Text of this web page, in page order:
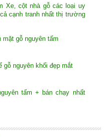
Xe, cột nhà gỗ các loại uy
cạnh tranh nhất thị trường
gỗ nguyên tấm
gỗ nguyên khối đẹp mắt
tấm + bán chạy nhất